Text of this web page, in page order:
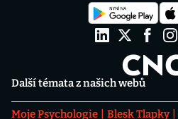
Další témata z našich webů
Moje Psychologie Blesk Tlapky